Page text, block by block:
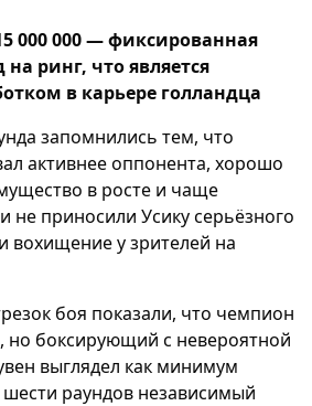
000 000 — фиксированная
ринг, что является
в карьере голландца
запомнились тем, что
активнее оппонента, хорошо
в росте и чаще
не приносили Усику серьёзного
вохищение у зрителей на
боя показали, что чемпион
но боксирующий с невероятной
выглядел как минимум
раундов независимый